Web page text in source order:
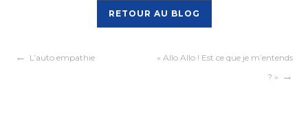
RETOUR AU BLOG
Navigation
L’auto empathie
« Allo Allo ! Est ce que je m’entends
? »